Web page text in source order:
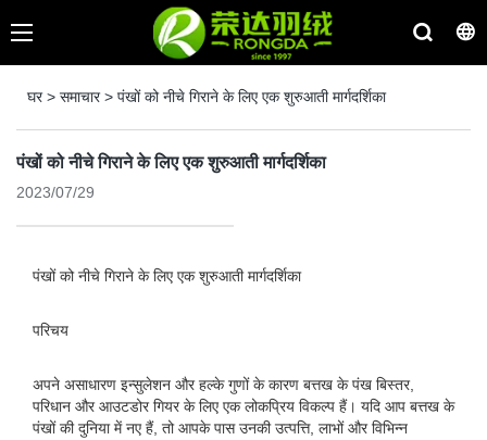
घर> समाचार> पंखों को नीचे गिराने के लिए एक शुरुआती मार्गदर्शिका
पंखों को नीचे गिराने के लिए एक शुरुआती मार्गदर्शिका
2023/07/29
पंखों को नीचे गिराने के लिए एक शुरुआती मार्गदर्शिका
परिचय
अपने असाधारण इन्सुलेशन और हल्के गुणों के कारण बत्तख के पंख बिस्तर,
परिधान और आउटडोर गियर के लिए एक लोकप्रिय विकल्प हैं। यदि आप बत्तख के
पंखों की दुनिया में नए हैं, तो आपके पास उनकी उत्पत्ति, लाभों और विभिन्न